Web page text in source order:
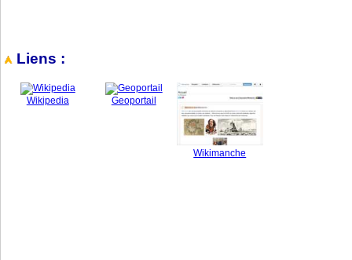
Liens :
Wikipedia Geoportail
Wikimanche